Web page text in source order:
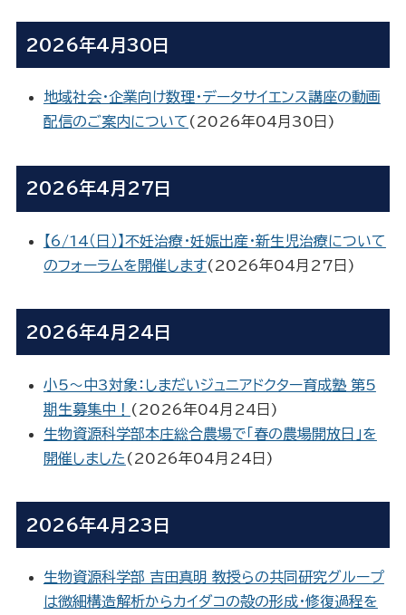
2026年4月30日
地域社会・企業向け数理・データサイエンス講座の動画
配信のご案内について ( 2026年04月30日 )
2026年4月27日
【6/14（日）】不妊治療・妊娠出産・新生児治療について
のフォーラムを開催します( 2026年04月27日 )
2026年4月24日
小5～中3対象：しまだいジュニアドクター育成塾 第5
期生募集中！ (2026年04月24日 )
生物資源科学部本庄総合農場で「春の農場開放日」を
開催しました (2026年04月24日 )
2026年4月23日
生物資源科学部 吉田真明 教授らの共同研究グループ
は微細構造解析からカイダコの殻の形成・修復過程を